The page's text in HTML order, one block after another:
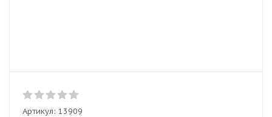
Артикул: 13909